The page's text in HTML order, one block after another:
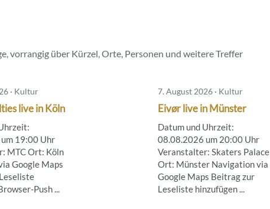
vorrangig über Kürzel, Orte, Personen und weitere Treffer
· Kultur
live in Köln
19:00 Uhr
MTC Ort: Köln
Google Maps
Push ...
7. August 2026 · Kultur
Eivør live in Münster
Datum und Uhrzeit:
08.08.2026 um 20:00 Uhr
Veranstalter: Skaters Palace
Ort: Münster Navigation via
Google Maps Beitrag zur
Leseliste hinzufügen ...